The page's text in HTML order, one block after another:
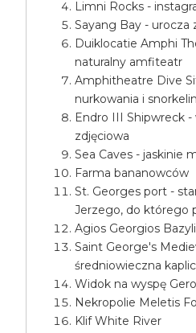
Limni Rocks -
Sayang Bay -
Duiklocatie Amphi
naturalny amfiteatr
Amphitheatre Dive
nurkowania i
Endro III Shipwreck -
zdjęciowa
Sea Caves - jaskinie
Farma bananowców
St. Georges port -
Jerzego, do którego
Agios Georgios
Saint George's
średniowieczna
Widok na wyspę
Nekropolie Meletis
Klif White River